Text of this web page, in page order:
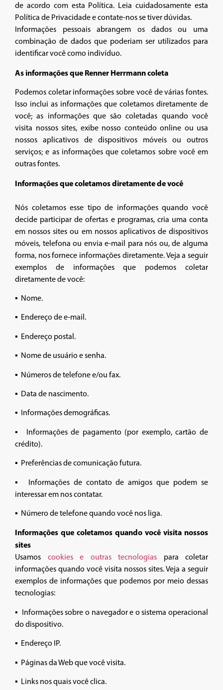
de acordo com esta Política. Leia cuidadosamente esta
Política de Privacidade e contate-nos se tiver dúvidas.
Informações pessoais abrangem os dados ou uma
combinação de dados que poderiam ser utilizados para
identificar você como indivíduo.
As informações que Renner Herrmann coleta
Podemos coletar informações sobre você de várias fontes.
Isso inclui as informações que coletamos diretamente de
você; as informações que são coletadas quando você
visita nossos sites, exibe nosso conteúdo online ou usa
nossos aplicativos de dispositivos móveis ou outros
serviços; e as informações que coletamos sobre você em
outras fontes.
Informações que coletamos diretamente de você
Nós coletamos esse tipo de informações quando você
decide participar de ofertas e programas, cria uma conta
em nossos sites ou em nossos aplicativos de dispositivos
móveis, telefona ou envia e-mail para nós ou, de alguma
forma, nos fornece informações diretamente. Veja a seguir
exemplos de informações que podemos coletar
diretamente de você:
▪ Nome.
▪ Endereço de e-mail.
▪ Endereço postal.
▪ Nome de usuário e senha.
▪ Números de telefone e/ou fax.
▪ Data de nascimento.
▪ Informações demográficas.
▪ Informações de pagamento (por exemplo, cartão de
crédito).
▪ Preferências de comunicação futura.
▪ Informações de contato de amigos que podem se
interessar em nos contatar.
▪ Número de telefone quando você nos liga.
Informações que coletamos quando você visita nossos
sites
Usamos cookies e outras tecnologias para coletar
informações quando você visita nossos sites. Veja a seguir
exemplos de informações que podemos por meio dessas
tecnologias:
▪ Informações sobre o navegador e o sistema operacional
do dispositivo.
▪ Endereço IP.
▪ Páginas da Web que você visita.
▪ Links nos quais você clica.